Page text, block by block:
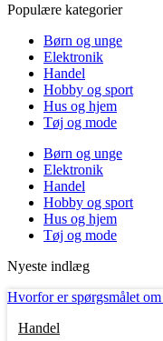
Populære kategorier
Børn og unge
Elektronik
Handel
Hobby og sport
Hus og hjem
Tøj og mode
Børn og unge
Elektronik
Handel
Hobby og sport
Hus og hjem
Tøj og mode
Nyeste indlæg
Hvorfor er spørgsmålet
Handel